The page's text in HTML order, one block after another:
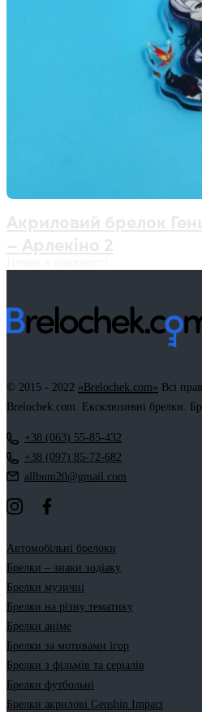
© 2015 - 2022 «Brelochek.com» Всі
Brelochek.com. Ексклюзивні брелки.
+38 (063) 55-85-432
+38 (097) 85-72-682
allbum20@gmail.com
Автомобільні брелоки
Брелки – знаки зодіаку
Брелки музичні
Брелки на різну тематику
Брелки аніме
Брелки за мотивами ігор
Брелки з фільмів та серіалів
Брелки футбольні
Брелки акрилові Genshin Impact